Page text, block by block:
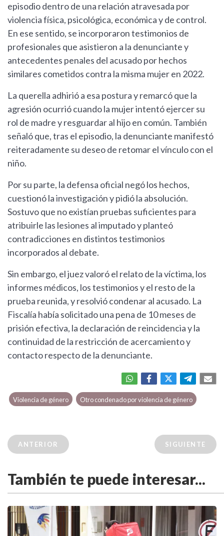
episodio dentro de una relación atravesada por
violencia física, psicológica, económica y de control.
En ese sentido, se incorporaron testimonios de
profesionales que asistieron a la denunciante y
antecedentes penales del acusado por hechos
similares cometidos contra la misma mujer en 2022.
La querella adhirió a esa postura y remarcó que la
agresión ocurrió cuando la mujer intentó ejercer su
rol de madre y resguardar al hijo en común. También
señaló que, tras el episodio, la denunciante manifestó
reiteradamente su deseo de retomar el vínculo con el
niño.
Por su parte, la defensa oficial negó los hechos,
cuestionó la investigación y pidió la absolución.
Sostuvo que no existían pruebas suficientes para
atribuirle las lesiones al imputado y planteó
contradicciones en distintos testimonios
incorporados al debate.
Sin embargo, el juez valoró el relato de la víctima, los
informes médicos, los testimonios y el resto de la
prueba reunida, y resolvió condenar al acusado. La
Fiscalía había solicitado una pena de 10 meses de
prisión efectiva, la declaración de reincidencia y la
continuidad de la restricción de acercamiento y
contacto respecto de la denunciante.
Violencia de género Otro condenado por violencia de género
ANTERIOR SIGUIENTE
También te puede interesar...